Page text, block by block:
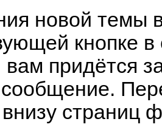
новой темы
кнопке
придётся
сообщение.
внизу